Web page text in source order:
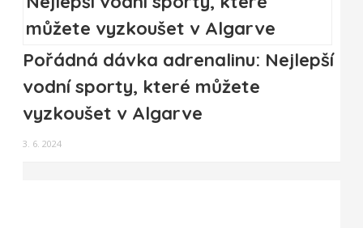
Pořádná dávka adrenalinu: Nejlepší
vodní sporty, které můžete
vyzkoušet v Algarve
3. 6. 2024